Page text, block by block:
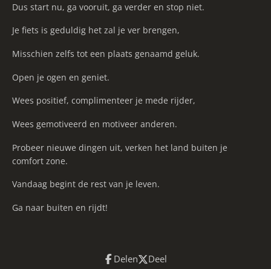
Dus start nu, ga vooruit, ga verder en stop niet.
Je fiets is geduldig het zal je ver brengen,
Misschien zelfs tot een plaats genaamd geluk.
Open je ogen en geniet.
Wees positief, complimenteer je mede rijder,
Wees gemotiveerd en motiveer anderen.
Probeer nieuwe dingen uit, verken het land buiten je
comfort zone.
Vandaag begint de rest van je leven.
Ga naar buiten en rijdt!
Delen Deel